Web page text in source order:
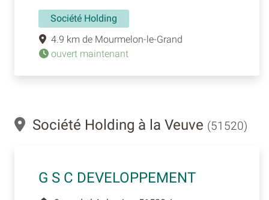
Société Holding
4.9 km de Mourmelon-le-Grand
ouvert maintenant
Société Holding à la Veuve (51520)
G S C DEVELOPPEMENT